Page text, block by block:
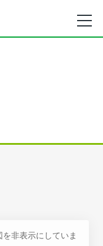
非表示にしていま